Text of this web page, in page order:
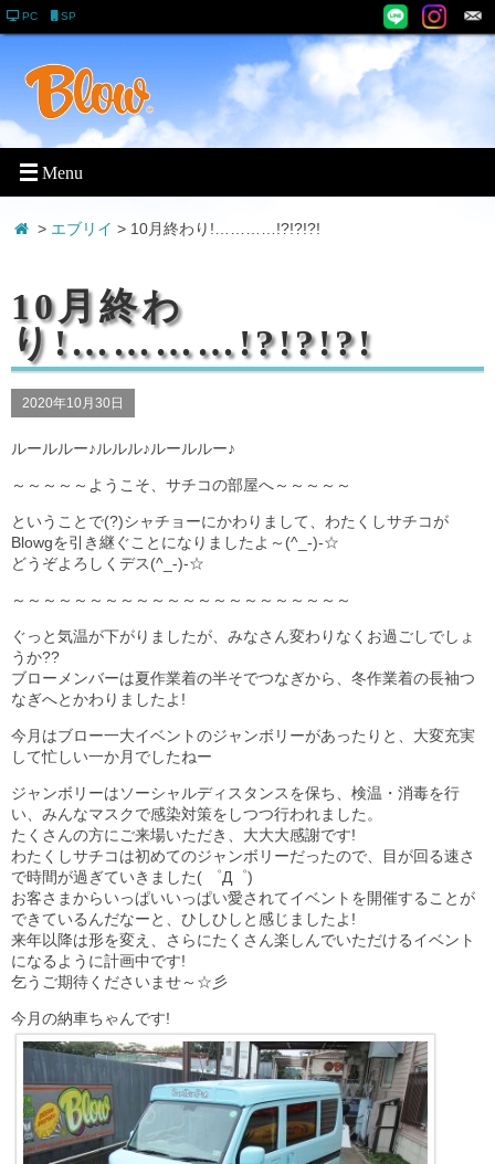
PC SP
> エブリイ > 10月終わり!…………!?!?!?!
10月終わ
り!…………!?!?!?!
2020年10月30日
ルールルー♪ルルル♪ルールルー♪
～～～～～ようこそ、サチコの部屋へ～～～～～
ということで(?)シャチョーにかわりまして、わたくしサチコが
Blowgを引き継ぐことになりましたよ～(^_-)-☆
どうぞよろしくデス(^_-)-☆
～～～～～～～～～～～～～～～～～～～～～～
ぐっと気温が下がりましたが、みなさん変わりなくお過ごしでしょ
うか??
ブローメンバーは夏作業着の半そでつなぎから、冬作業着の長袖つ
なぎへとかわりましたよ!
今月はブロー一大イベントのジャンボリーがあったりと、大変充実
して忙しい一か月でしたねー
ジャンボリーはソーシャルディスタンスを保ち、検温・消毒を行
い、みんなマスクで感染対策をしつつ行われました。
たくさんの方にご来場いただき、大大大感謝です!
わたくしサチコは初めてのジャンボリーだったので、目が回る速さ
で時間が過ぎていきました( ゜Д゜)
お客さまからいっぱいいっぱい愛されてイベントを開催することが
できているんだなーと、ひしひしと感じましたよ!
来年以降は形を変え、さらにたくさん楽しんでいただけるイベント
になるように計画中です!
乞うご期待くださいませ～☆彡
今月の納車ちゃんです!